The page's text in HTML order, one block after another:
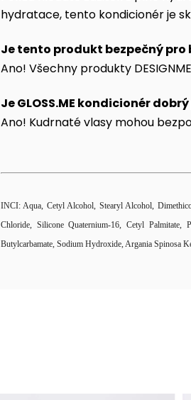
hydratace, tento kondicionér je
Je tento produkt bezpečný
Ano! Všechny produkty
Je GLOSS.ME kondicionér
Ano! Kudrnaté vlasy mohou
INCI: Aqua, Cetyl Alcohol, Stearyl Alcohol,
Chloride, Silicone Quaternium-16, Cetyl Palmitate,
Butylcarbamate, Sodium Hydroxide, Argania Spinosa